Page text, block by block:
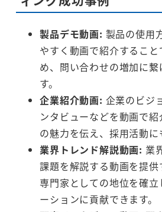
製品デモ動画: 製品の使用
やすく動画で紹介するこ
め、問い合わせの増加に
す。
企業紹介動画: 企業のビジ
ンタビューなどを動画で
の魅力を伝え、採用活動に
業界トレンド解説動画: 業
課題を解説する動画を提
専門家としての地位を確
ーションに貢献できます。